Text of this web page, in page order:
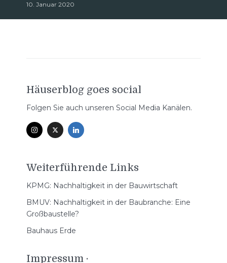
10. Januar 2020
Häuserblog goes social
Folgen Sie auch unseren Social Media Kanälen.
Weiterführende Links
KPMG: Nachhaltigkeit in der Bauwirtschaft
BMUV: Nachhaltigkeit in der Baubranche: Eine
Großbaustelle?
Bauhaus Erde
Impressum ·